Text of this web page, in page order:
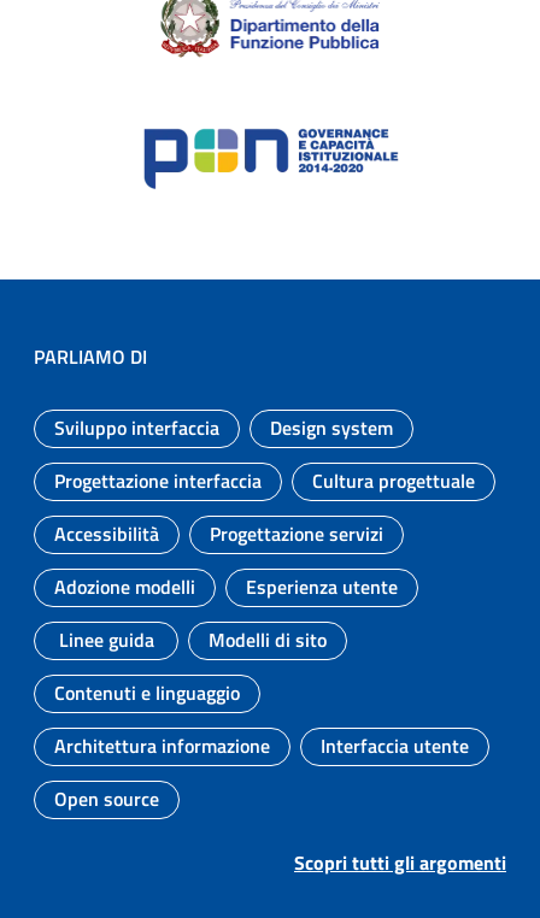
PARLIAMO DI
Argomento:
Sviluppo interfaccia
Argomento:
Design system
Argomento:
Progettazione interfaccia
Argomento:
Cultura progettuale
Argomento:
Accessibilità
Argomento:
Progettazione servizi
Argomento:
Adozione modelli
Argomento:
Esperienza utente
Argomento:
Linee guida
Argomento:
Modelli di sito
Argomento:
Contenuti e linguaggio
Argomento:
Architettura informazione
Argomento:
Interfaccia utente
Argomento:
Open source
Scopri tutti gli argomenti